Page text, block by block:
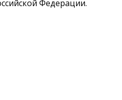
Федерации.